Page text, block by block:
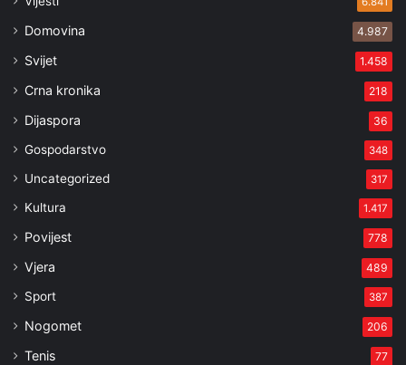
Domovina 4.987
Svijet 1.458
Crna kronika 218
Dijaspora 36
Gospodarstvo 348
Uncategorized 317
Kultura 1.417
Povijest 778
Vjera 489
Sport 387
Nogomet 206
Tenis 77